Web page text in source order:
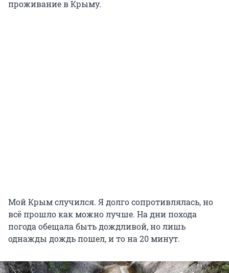
проживание в Крыму.
Мой Крым случился. Я долго сопротивлялась, но
всё прошло как можно лучше. На дни похода
погода обещала быть дождливой, но лишь
однажды дождь пошел, и то на 20 минут.